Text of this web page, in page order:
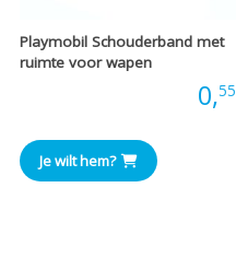
Playmobil Schouderband met
ruimte voor wapen
0,55
Je wilt hem?